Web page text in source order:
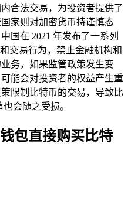
合法交易，为投资者提供了
家则对加密货币持谨慎态
国在 2021 年发布了一系列
交易行为，禁止金融机构和
务，如果监管政策发生变
能会对投资者的权益产生重
限制比特币的交易，导致比
会随之受损。
包直接购买比特